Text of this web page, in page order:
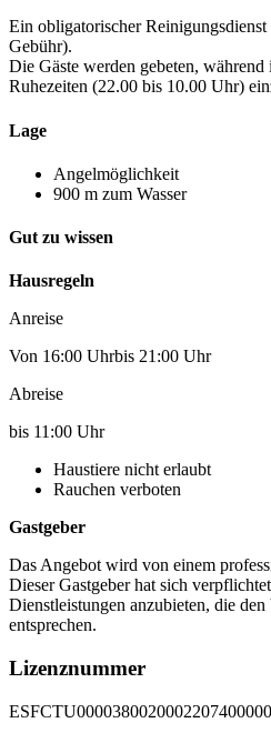
Ein obligatorischer
Gebühr).
Die Gäste werden gebeten,
Ruhezeiten (22.00 bis 10.00 Uhr)
Lage
Angelmöglichkeit
900 m zum Wasser
Gut zu wissen
Hausregeln
Anreise
Von 16:00 Uhrbis 21:00 Uhr
Abreise
bis 11:00 Uhr
Haustiere nicht erlaubt
Rauchen verboten
Gastgeber
Das Angebot wird von einem
Dieser Gastgeber hat sich
Dienstleistungen anzubieten, die
entsprechen.
Lizenznummer